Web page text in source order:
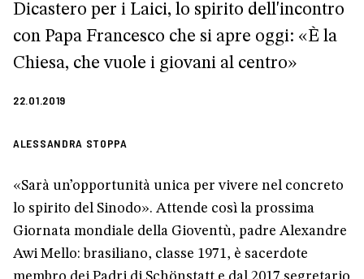
Dicastero per i Laici, lo spirito dell'incontro
con Papa Francesco che si apre oggi: «È la
Chiesa, che vuole i giovani al centro»
22.01.2019
ALESSANDRA STOPPA
«Sarà un’opportunità unica per vivere nel concreto
lo spirito del Sinodo». Attende così la prossima
Giornata mondiale della Gioventù, padre Alexandre
Awi Mello: brasiliano, classe 1971, è sacerdote